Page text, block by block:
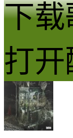
下载
打